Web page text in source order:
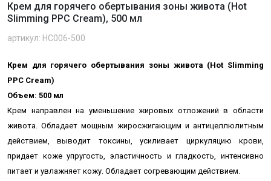
Крем для горячего обертывания зоны живота (Hot
Slimming РРС Cream), 500 мл
артикул: HC006-500
Крем для горячего обертывания зоны живота (Hot Slimming
РРС Cream)
Объем: 500 мл
Крем направлен на уменьшение жировых отложений в области
живота. Обладает мощным жиросжигающим и антицеллюлитным
действием, выводит токсины, усиливает циркуляцию крови,
придает коже упругость, эластичность и гладкость, интенсивно
питает и увлажняет кожу. Обладает согревающим действием.